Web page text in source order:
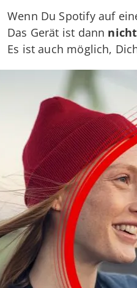
Wenn Du Spotify auf
Das Gerät ist dann
Es ist auch möglich,